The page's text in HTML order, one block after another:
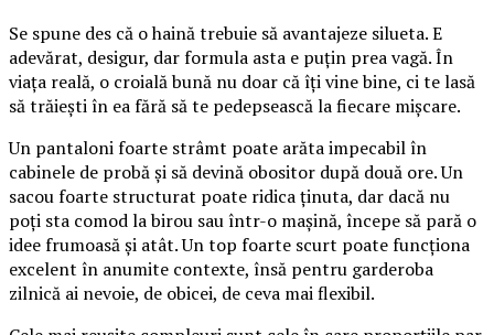
Se spune des că o haină trebuie să avantajeze silueta. E
adevărat, desigur, dar formula asta e puțin prea vagă. În
viața reală, o croială bună nu doar că îți vine bine, ci te lasă
să trăiești în ea fără să te pedepsească la fiecare mișcare.
Un pantaloni foarte strâmt poate arăta impecabil în
cabinele de probă și să devină obositor după două ore. Un
sacou foarte structurat poate ridica ținuta, dar dacă nu
poți sta comod la birou sau într-o mașină, începe să pară o
idee frumoasă și atât. Un top foarte scurt poate funcționa
excelent în anumite contexte, însă pentru garderoba
zilnică ai nevoie, de obicei, de ceva mai flexibil.